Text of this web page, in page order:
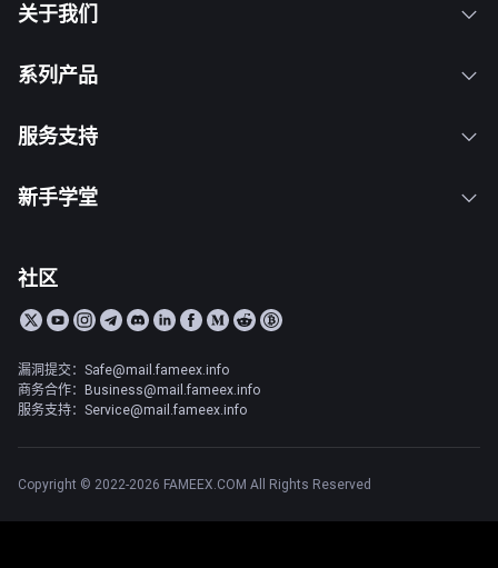
关于我们
系列产品
服务支持
新手学堂
社区
漏洞提交：Safe@mail.fameex.info
商务合作：Business@mail.fameex.info
服务支持：Service@mail.fameex.info
Copyright © 2022-2026 FAMEEX.COM All Rights Reserved